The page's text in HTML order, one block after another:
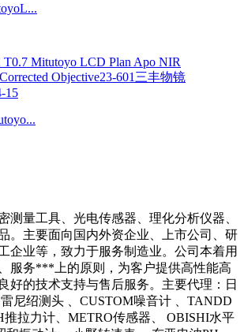
测量工具、光电传感器、理化分析仪器、
。主要面向国内外资企业、上市公司、研
企业等，致力于服务制造业。公司本着用
服务***上的原则，为客户提供高性能高
好的技术支持与售后服务。主要代理：日
尼绍测头 、CUSTOM噪音计 、TANDD
拉力计、METRO传感器、 OBISHI水平